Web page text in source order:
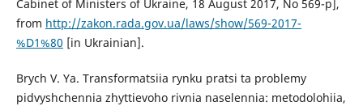
Cabinet of Ministers of Ukraine, 18 August 2017, No 569-p],
from http://zakon.rada.gov.ua/laws/show/569-2017-
%D1%80 [in Ukrainian].
Brych V. Ya. Transformatsiia rynku pratsi ta problemy
pidvyshchennia zhyttievoho rivnia naselennia: metodolohiia,